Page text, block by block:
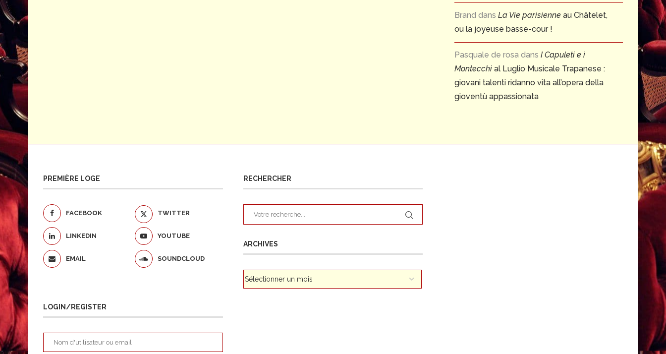
Brand dans La Vie parisienne au Châtelet,
ou la joyeuse basse-cour !
Pasquale de rosa dans I Capuleti e i
Montecchi al Luglio Musicale Trapanese :
giovani talenti ridanno vita all’opera della
gioventù appassionata
PREMIÈRE LOGE
FACEBOOK TWITTER
LINKEDIN YOUTUBE
EMAIL SOUNDCLOUD
LOGIN/REGISTER
RECHERCHER
ARCHIVES